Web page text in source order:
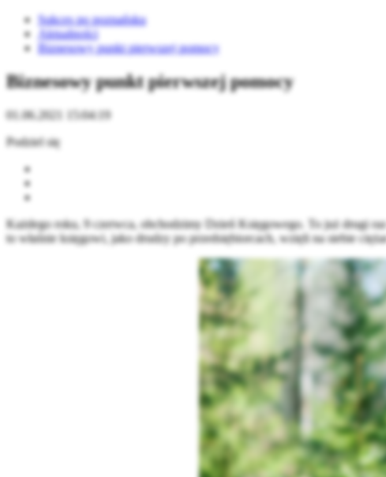
Sukces po poznańsku
Aktualności
Biznesowy punkt pierwszej pomocy
Biznesowy punkt pierwszej pomocy
01.06.2021 15:04:19
Podziel się
Każdego roku, 9 czerwca, obchodzimy Dzień Księgowego. To już drugi
to właśnie księgowi, jako drudzy po przedsiębiorcach, wzięli na siebie